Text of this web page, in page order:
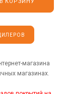
магазина
магазинах.